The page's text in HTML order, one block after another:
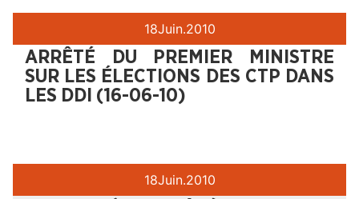
18Juin.2010
ARRÊTÉ DU PREMIER MINISTRE
SUR LES ÉLECTIONS DES CTP DANS
LES DDI (16-06-10)
18Juin.2010